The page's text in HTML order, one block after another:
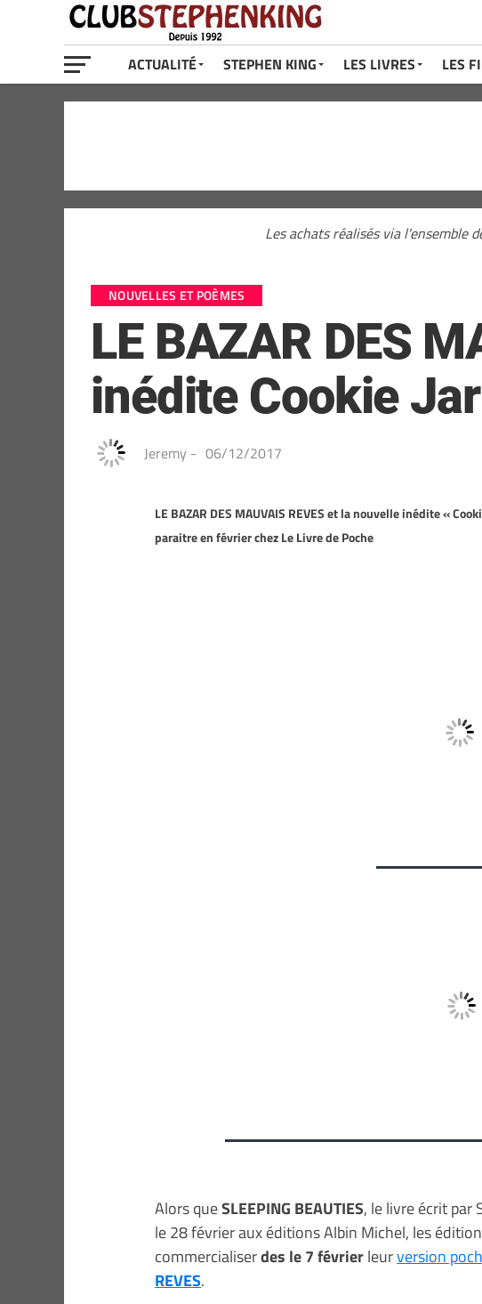
ACTUALITÉ STEPHEN KING LES LIVRES LES
Les achats réalisés via l'ensemble
NOUVELLES ET POÈMES
LE BAZAR DES
inédite Cookie Jar
Jeremy - 06/12/2017
LE BAZAR DES MAUVAIS REVES et la nouvelle inédite «
paraitre en février chez Le Livre de Poche
Alors queSLEEPING BEAUTIES, le livre écrit par
le 28 février aux éditions Albin Michel, les
commercialiserdes le 7 févrierleurversion
REVES.